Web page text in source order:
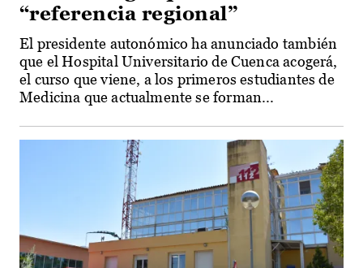
“referencia regional”
El presidente autonómico ha anunciado también
que el Hospital Universitario de Cuenca acogerá,
el curso que viene, a los primeros estudiantes de
Medicina que actualmente se forman...